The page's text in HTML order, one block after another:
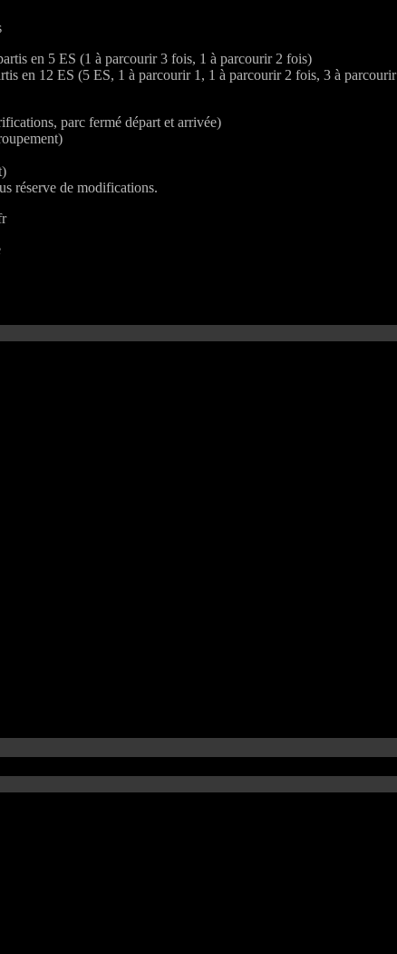
en 5 ES (1 à parcourir 3 fois, 1 à parcourir 2 fois)
en 12 ES (5 ES, 1 à parcourir 1, 1 à parcourir 2 fois, 3 à
parc fermé départ et arrivée)
réserve de modifications.